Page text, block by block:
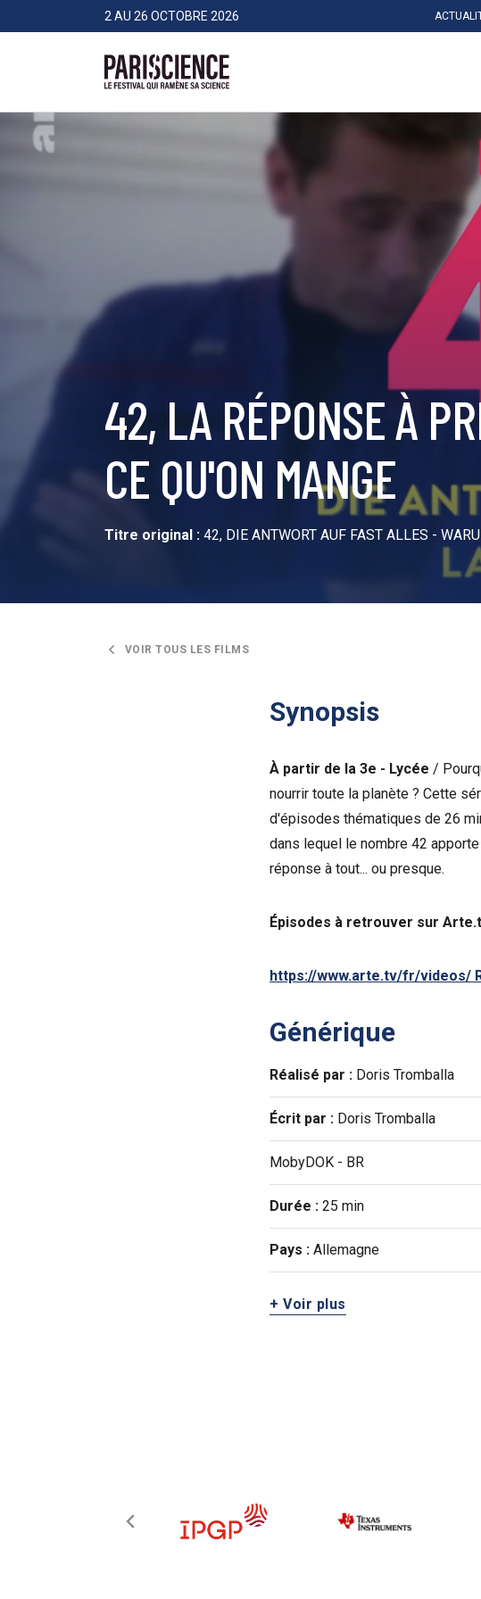
>Aller au contenu2 AU 26 OCTOBRE 2026
42, LA RÉPONSE À
CE QU'ON MANGE
Titre original : 42, DIE ANTWORT AUF FAST ALLES -
VOIR TOUS LES FILMS
Synopsis
À partir de la 3e - Lycée /
nourrir toute la planète ? Cette
d'épisodes thématiques de 26
dans lequel le nombre 42
réponse à tout... ou presque.
Épisodes à retrouver sur
https://www.arte.tv/fr/videos/
Générique
Réalisé par : Doris Tromballa
Écrit par : Doris Tromballa
MobyDOK - BR
Durée : 25 min
Pays : Allemagne
+ Voir plus
Panneau de gestion des cookies